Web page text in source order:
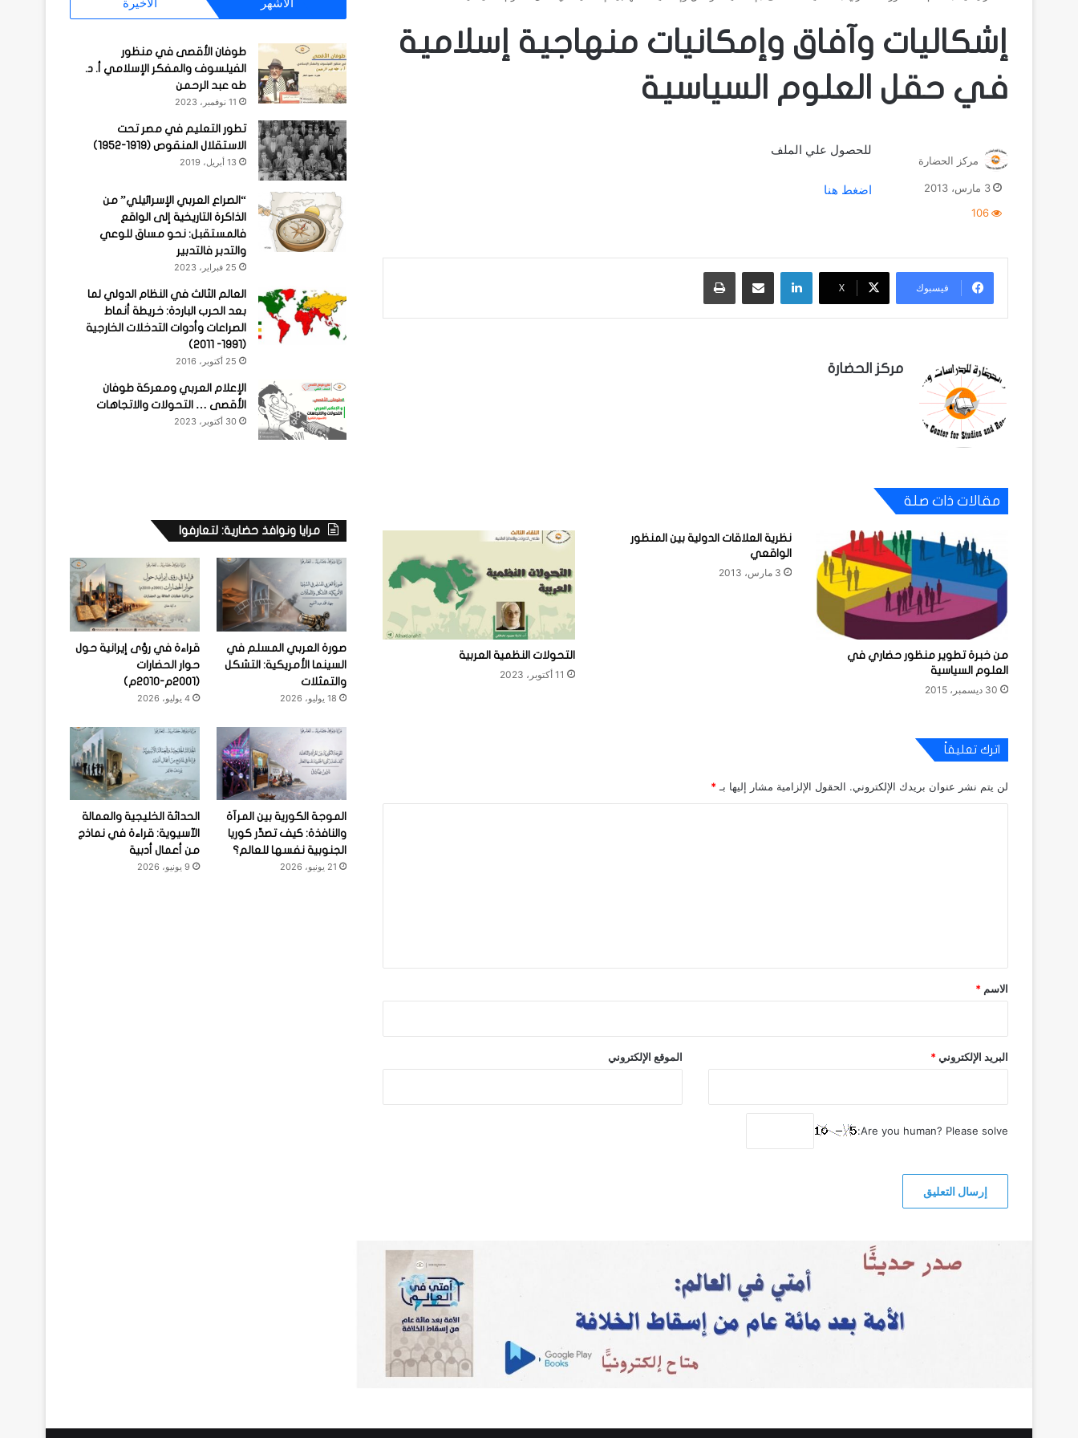
إشكاليات وآفاق وإمكانيات منهاجية إسلامية
في حقل العلوم السياسية
للحصول علي الملف
اضغط هنا
مركز الحضارة
3 مارس، 2013
106
فيسبوك ‫X
لينكدإن
مركز الحضارة
مقالات ذات صلة
من خبرة تطوير منظور حضاري في
العلوم السياسية
30 ديسمبر، 2015
نظرية العلاقات الدولية بين المنظور
الواقعي
3 مارس، 2013
التحولات النظمية العربية
11 أكتوبر، 2023
اترك تعليقاً
لن يتم نشر عنوان بريدك الإلكتروني. الحقول الإلزامية مشار إليها بـ *
*
الاسم *
البريد الإلكتروني * الموقع الإلكتروني
Are you human? Please solve:
الأشهر الأخيرة
طوفان الأقصى في منظور
الفيلسوف والمفكر الإسلامي أ. د.
طه عبد الرحمن
11 نوفمبر، 2023
تطور التعليم في مصر تحت
الاستقلال المنقوص (1919-1952)
13 أبريل، 2019
“الصراع العربي الإسرائيلي” من
الذاكرة التاريخية إلى الواقع
فالمستقبل: نحو مساق للوعي
والتدبر فالتدبير
25 فبراير، 2023
العالم الثالث في النظام الدولي لما
بعد الحرب الباردة: خريطة أنماط
الصراعات وأدوات التدخلات الخارجية
(1991- 2011)
25 أكتوبر، 2016
الإعلام العربي ومعركة طوفان
الأقصى … التحولات والاتجاهات
30 أكتوبر، 2023
مرايا ونوافذ حضارية: لتعارفوا
صورة العربي المسلم في
السينما الأمريكية: التشكل
والتمثلات
18 يوليو، 2026
قراءة في رؤى إيرانية حول
حوار الحضارات
(2001م-2010م)
4 يوليو، 2026
الموجة الكورية بين المرآة
والنافذة: كيف تصدِّر كوريا
الجنوبية نفسها للعالم؟
21 يونيو، 2026
الحداثة الخليجية والعمالة
الآسيوية: قراءة في نماذج
من أعمال أدبية
9 يونيو، 2026